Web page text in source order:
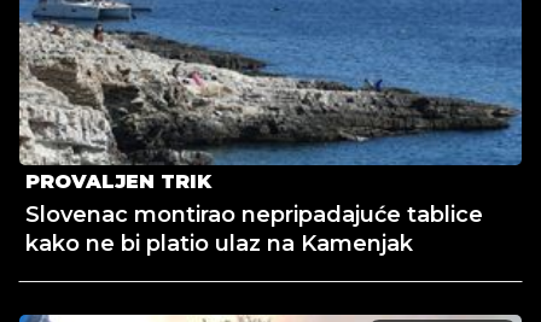
PROVALJEN TRIK
Slovenac montirao nepripadajuće tablice
kako ne bi platio ulaz na Kamenjak